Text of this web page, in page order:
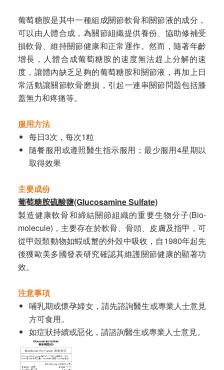
葡萄糖胺是其中一種組成關節軟骨和關節液的成分，
可以由人體合成，為關節組織提供養份、協助修補受
損軟骨、維持關節健康和正常運作。然而，隨著年齡
增長，人體合成葡萄糖胺的速度無法趕上分解的速
度，讓體內缺乏足夠的葡萄糖胺和關節液，再加上日
常活動讓關節軟骨磨損，引起一連串關節問題包括膝
蓋無力和疼痛等。
服用方法
每日3次，每次1粒
隨餐服用或遵照醫生指示服用；最少服用4星期以
取得效果
主要成份
葡萄糖胺硫酸鹽(Glucosamine Sulfate)
製造健康軟骨和締結關節組織的重要生物分子(Bio-
molecule)，主要存在於軟骨、骨頭、皮膚及指甲，可
從甲殼類動物如蝦或蟹的外殼中吸收，自1980年起先
後獲歐美多國發表研究確認其維護關節健康的顯著功
效。
注意事項
哺乳期或懷孕婦女，請先諮詢醫生或專業人士意見
方可食用。
如症狀持續或惡化，請諮詢醫生或專業人士意見。